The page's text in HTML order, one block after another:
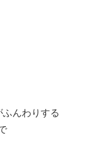
んわりする